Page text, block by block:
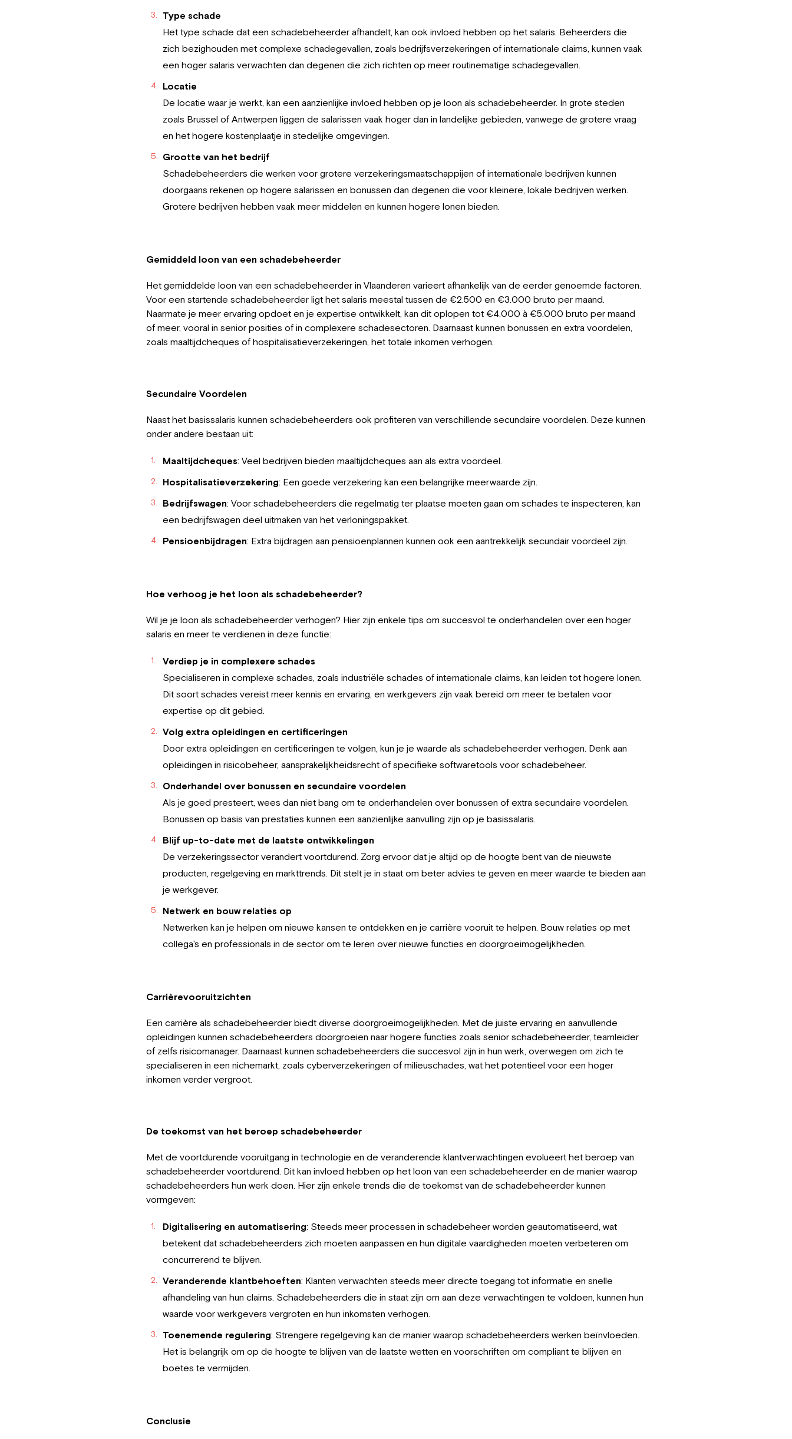
Type schade
Het type schade dat een schadebeheerder afhandelt, kan ook invloed hebben op het salaris. Beheerders die
zich bezighouden met complexe schadegevallen, zoals bedrijfsverzekeringen of internationale claims, kunnen vaak
een hoger salaris verwachten dan degenen die zich richten op meer routinematige schadegevallen.
Locatie
De locatie waar je werkt, kan een aanzienlijke invloed hebben op je loon als schadebeheerder. In grote steden
zoals Brussel of Antwerpen liggen de salarissen vaak hoger dan in landelijke gebieden, vanwege de grotere vraag
en het hogere kostenplaatje in stedelijke omgevingen.
Grootte van het bedrijf
Schadebeheerders die werken voor grotere verzekeringsmaatschappijen of internationale bedrijven kunnen
doorgaans rekenen op hogere salarissen en bonussen dan degenen die voor kleinere, lokale bedrijven werken.
Grotere bedrijven hebben vaak meer middelen en kunnen hogere lonen bieden.
Gemiddeld loon van een schadebeheerder
Het gemiddelde loon van een schadebeheerder in Vlaanderen varieert afhankelijk van de eerder genoemde factoren.
Voor een startende schadebeheerder ligt het salaris meestal tussen de €2.500 en €3.000 bruto per maand.
Naarmate je meer ervaring opdoet en je expertise ontwikkelt, kan dit oplopen tot €4.000 à €5.000 bruto per maand
of meer, vooral in senior posities of in complexere schadesectoren. Daarnaast kunnen bonussen en extra voordelen,
zoals maaltijdcheques of hospitalisatieverzekeringen, het totale inkomen verhogen.
Secundaire Voordelen
Naast het basissalaris kunnen schadebeheerders ook profiteren van verschillende secundaire voordelen. Deze kunnen
onder andere bestaan uit:
Maaltijdcheques: Veel bedrijven bieden maaltijdcheques aan als extra voordeel.
Hospitalisatieverzekering: Een goede verzekering kan een belangrijke meerwaarde zijn.
Bedrijfswagen: Voor schadebeheerders die regelmatig ter plaatse moeten gaan om schades te inspecteren, kan
een bedrijfswagen deel uitmaken van het verloningspakket.
Pensioenbijdragen: Extra bijdragen aan pensioenplannen kunnen ook een aantrekkelijk secundair voordeel zijn.
Hoe verhoog je het loon als schadebeheerder?
Wil je je loon als schadebeheerder verhogen? Hier zijn enkele tips om succesvol te onderhandelen over een hoger
salaris en meer te verdienen in deze functie:
Verdiep je in complexere schades
Specialiseren in complexe schades, zoals industriële schades of internationale claims, kan leiden tot hogere lonen.
Dit soort schades vereist meer kennis en ervaring, en werkgevers zijn vaak bereid om meer te betalen voor
expertise op dit gebied.
Volg extra opleidingen en certificeringen
Door extra opleidingen en certificeringen te volgen, kun je je waarde als schadebeheerder verhogen. Denk aan
opleidingen in risicobeheer, aansprakelijkheidsrecht of specifieke softwaretools voor schadebeheer.
Onderhandel over bonussen en secundaire voordelen
Als je goed presteert, wees dan niet bang om te onderhandelen over bonussen of extra secundaire voordelen.
Bonussen op basis van prestaties kunnen een aanzienlijke aanvulling zijn op je basissalaris.
Blijf up-to-date met de laatste ontwikkelingen
De verzekeringssector verandert voortdurend. Zorg ervoor dat je altijd op de hoogte bent van de nieuwste
producten, regelgeving en markttrends. Dit stelt je in staat om beter advies te geven en meer waarde te bieden aan
je werkgever.
Netwerk en bouw relaties op
Netwerken kan je helpen om nieuwe kansen te ontdekken en je carrière vooruit te helpen. Bouw relaties op met
collega's en professionals in de sector om te leren over nieuwe functies en doorgroeimogelijkheden.
Carrièrevooruitzichten
Een carrière als schadebeheerder biedt diverse doorgroeimogelijkheden. Met de juiste ervaring en aanvullende
opleidingen kunnen schadebeheerders doorgroeien naar hogere functies zoals senior schadebeheerder, teamleider
of zelfs risicomanager. Daarnaast kunnen schadebeheerders die succesvol zijn in hun werk, overwegen om zich te
specialiseren in een nichemarkt, zoals cyberverzekeringen of milieuschades, wat het potentieel voor een hoger
inkomen verder vergroot.
De toekomst van het beroep schadebeheerder
Met de voortdurende vooruitgang in technologie en de veranderende klantverwachtingen evolueert het beroep van
schadebeheerder voortdurend. Dit kan invloed hebben op het loon van een schadebeheerder en de manier waarop
schadebeheerders hun werk doen. Hier zijn enkele trends die de toekomst van de schadebeheerder kunnen
vormgeven:
Digitalisering en automatisering: Steeds meer processen in schadebeheer worden geautomatiseerd, wat
betekent dat schadebeheerders zich moeten aanpassen en hun digitale vaardigheden moeten verbeteren om
concurrerend te blijven.
Veranderende klantbehoeften: Klanten verwachten steeds meer directe toegang tot informatie en snelle
afhandeling van hun claims. Schadebeheerders die in staat zijn om aan deze verwachtingen te voldoen, kunnen hun
waarde voor werkgevers vergroten en hun inkomsten verhogen.
Toenemende regulering: Strengere regelgeving kan de manier waarop schadebeheerders werken beïnvloeden.
Het is belangrijk om op de hoogte te blijven van de laatste wetten en voorschriften om compliant te blijven en
boetes te vermijden.
Conclusie